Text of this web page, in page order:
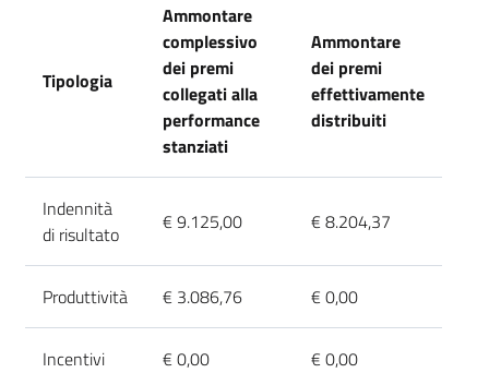
Tipologia
Ammontare
complessivo
dei premi
collegati alla
performance
stanziati
Ammontare
dei premi
effettivamente
distribuiti
Indennità
di risultato
€ 9.125,00 € 8.204,37
Produttività € 3.086,76 € 0,00
Incentivi € 0,00 € 0,00